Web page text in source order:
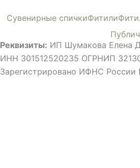
Сувенирные спичкиФитили
Реквизиты: ИП Шумакова Елена
ИНН 301512520235 ОГРНИП
Зарегистрировано ИФНС России